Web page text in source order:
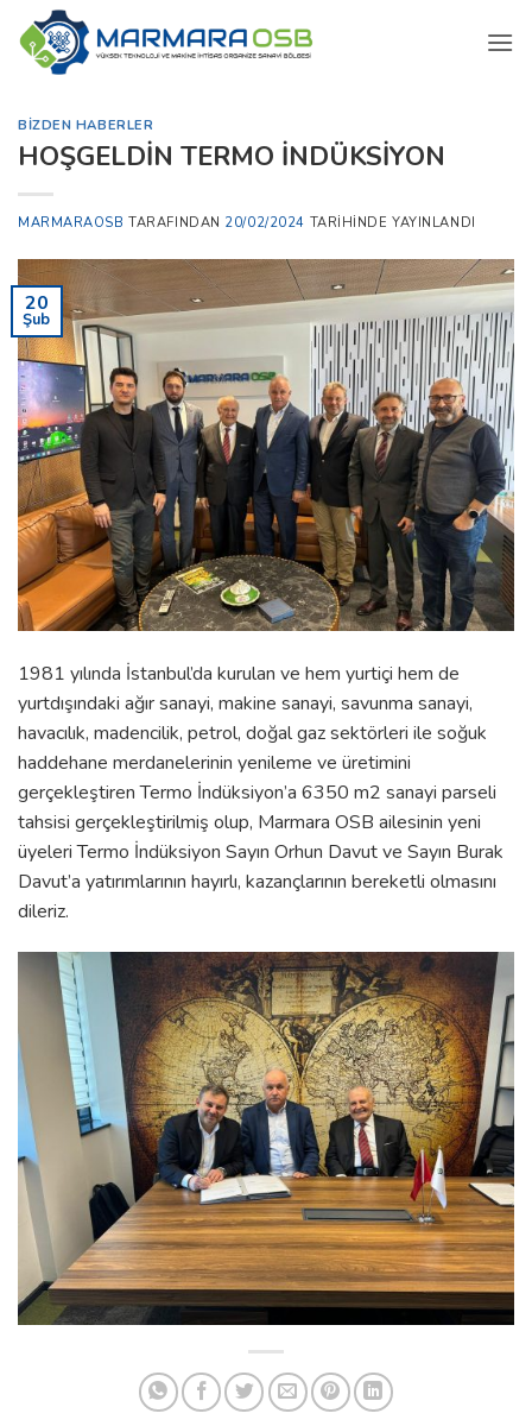
İçeriğe
atla
BIZDEN HABERLER
HOŞGELDİN TERMO İNDÜKSİYON
MARMARAOSB TARAFINDAN 20/02/2024 TARIHINDE YAYINLANDI
20
Şub
1981 yılında İstanbul’da kurulan ve hem yurtiçi hem de
yurtdışındaki ağır sanayi, makine sanayi, savunma sanayi,
havacılık, madencilik, petrol, doğal gaz sektörleri ile soğuk
haddehane merdanelerinin yenileme ve üretimini
gerçekleştiren Termo İndüksiyon’a 6350 m2 sanayi parseli
tahsisi gerçekleştirilmiş olup, Marmara OSB ailesinin yeni
üyeleri Termo İndüksiyon Sayın Orhun Davut ve Sayın Burak
Davut’a yatırımlarının hayırlı, kazançlarının bereketli olmasını
dileriz.